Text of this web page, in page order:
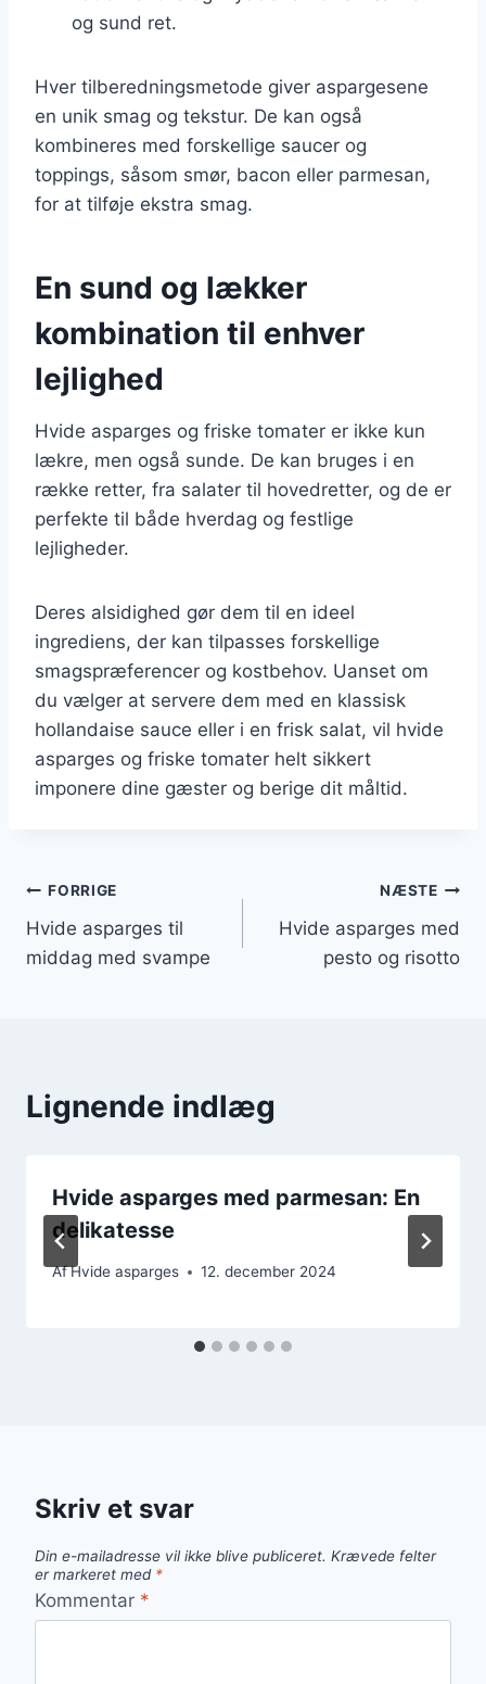
og sund ret.
Hver tilberedningsmetode giver aspargesene
en unik smag og tekstur. De kan også
kombineres med forskellige saucer og
toppings, såsom smør, bacon eller parmesan,
for at tilføje ekstra smag.
En sund og lækker
kombination til enhver
lejlighed
Hvide asparges og friske tomater er ikke kun
lækre, men også sunde. De kan bruges i en
række retter, fra salater til hovedretter, og de er
perfekte til både hverdag og festlige
lejligheder.
Deres alsidighed gør dem til en ideel
ingrediens, der kan tilpasses forskellige
smagspræferencer og kostbehov. Uanset om
du vælger at servere dem med en klassisk
hollandaise sauce eller i en frisk salat, vil hvide
asparges og friske tomater helt sikkert
imponere dine gæster og berige dit måltid.
Indlægsnavigation
FORRIGE
Hvide asparges til
middag med svampe
NÆSTE
Hvide asparges med
pesto og risotto
Lignende indlæg
Hvide asparges med parmesan: En
delikatesse
AfHvide asparges 12. december 2024
Skriv et svar
Din e-mailadresse vil ikke blive publiceret. Krævede felter
er markeret med *
Kommentar *